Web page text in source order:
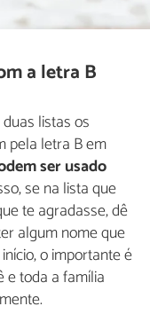
a letra B
listas os
pela letra B em
ser usado
se na lista que
te agradasse, dê
algum nome que
o importante é
e toda a família